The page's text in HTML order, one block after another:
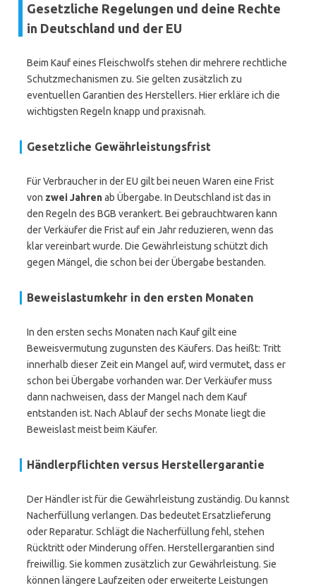
Gesetzliche Regelungen und deine Rechte
in Deutschland und der EU
Beim Kauf eines Fleischwolfs stehen dir mehrere rechtliche
Schutzmechanismen zu. Sie gelten zusätzlich zu
eventuellen Garantien des Herstellers. Hier erkläre ich die
wichtigsten Regeln knapp und praxisnah.
Gesetzliche Gewährleistungsfrist
Für Verbraucher in der EU gilt bei neuen Waren eine Frist
von zwei Jahrenab Übergabe. In Deutschland ist das in
den Regeln des BGB verankert. Bei gebrauchtwaren kann
der Verkäufer die Frist auf ein Jahr reduzieren, wenn das
klar vereinbart wurde. Die Gewährleistung schützt dich
gegen Mängel, die schon bei der Übergabe bestanden.
Beweislastumkehr in den ersten Monaten
In den ersten sechs Monaten nach Kauf gilt eine
Beweisvermutung zugunsten des Käufers. Das heißt: Tritt
innerhalb dieser Zeit ein Mangel auf, wird vermutet, dass er
schon bei Übergabe vorhanden war. Der Verkäufer muss
dann nachweisen, dass der Mangel nach dem Kauf
entstanden ist. Nach Ablauf der sechs Monate liegt die
Beweislast meist beim Käufer.
Händlerpflichten versus Herstellergarantie
Der Händler ist für die Gewährleistung zuständig. Du kannst
Nacherfüllung verlangen. Das bedeutet Ersatzlieferung
oder Reparatur. Schlägt die Nacherfüllung fehl, stehen
Rücktritt oder Minderung offen. Herstellergarantien sind
freiwillig. Sie kommen zusätzlich zur Gewährleistung. Sie
können längere Laufzeiten oder erweiterte Leistungen